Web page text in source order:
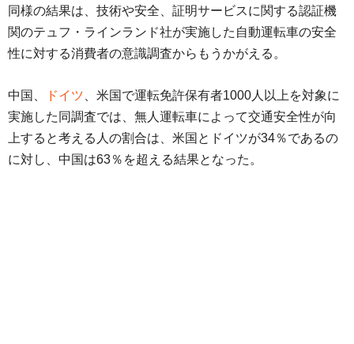
同様の結果は、技術や安全、証明サービスに関する認証機
関のテュフ・ラインランド社が実施した自動運転車の安全
性に対する消費者の意識調査からもうかがえる。
中国、 ドイツ 、米国で運転免許保有者1000人以上を対象に
実施した同調査では、無人運転車によって交通安全性が向
上すると考える人の割合は、米国とドイツが34％であるの
に対し、中国は63％を超える結果となった。